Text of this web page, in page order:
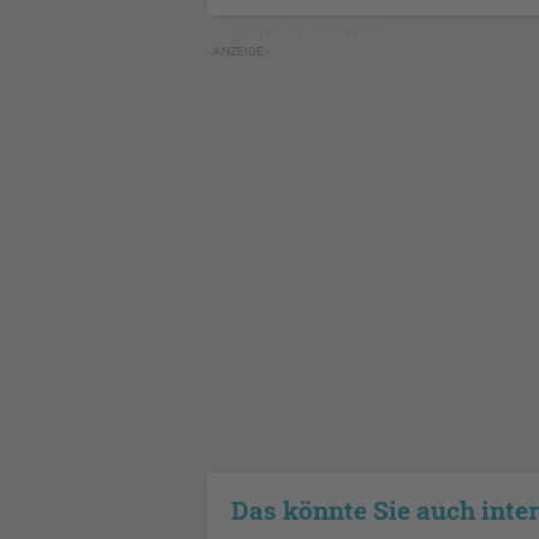
- ANZEIGE -
Das könnte Sie auch